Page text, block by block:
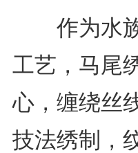
作为水族
工艺，马尾
心，缠绕丝
技法绣制，